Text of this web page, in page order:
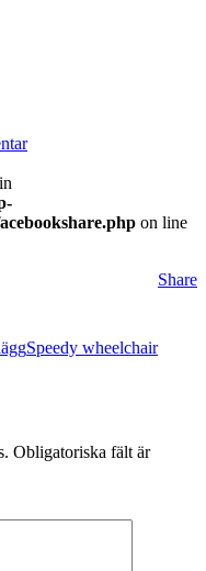
on line
Share
Speedy wheelchair
Obligatoriska fält är